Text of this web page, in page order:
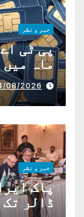
خبر و نظر
ماہ میں 18 لاکھ سے زائد سمز بلاک
08/2026
خبر و نظر
ڈالر